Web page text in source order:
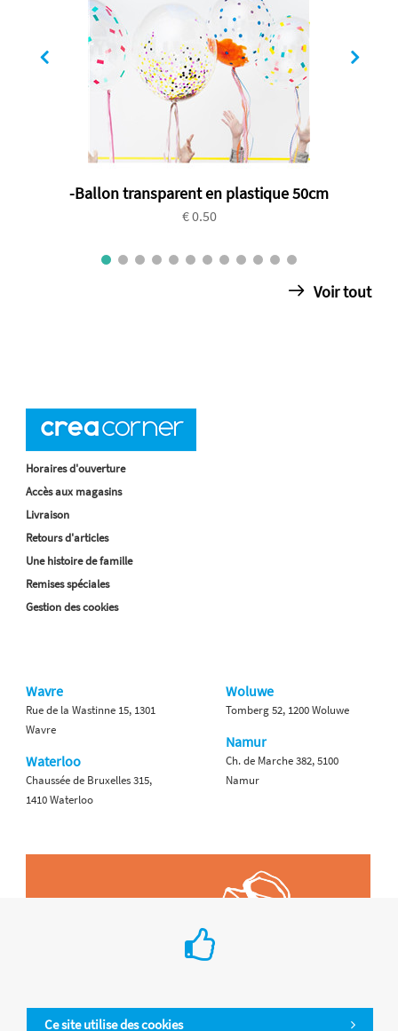
-Ballon transparent en plastique 50cm
€ 0.50
Voir tout
Ce site utilise des cookies
Horaires d'ouverture
Accès aux magasins
Livraison
Retours d'articles
Une histoire de famille
Remises spéciales
Gestion des cookies
Wavre
Rue de la Wastinne 15, 1301
Wavre
Waterloo
Chaussée de Bruxelles 315,
1410 Waterloo
Woluwe
Tomberg 52, 1200 Woluwe
Namur
Ch. de Marche 382, 5100
Namur